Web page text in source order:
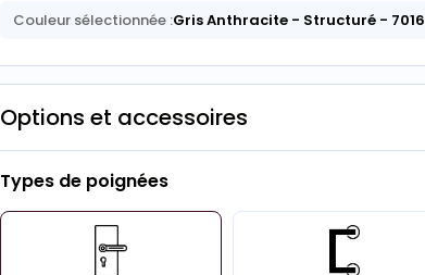
Couleur sélectionnée :Gris Anthracite- Structuré- 7016
Options et accessoires
Types de poignées